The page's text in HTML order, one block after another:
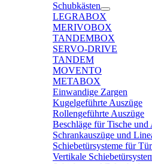
Schubkästen
LEGRABOX
MERIVOBOX
TANDEMBOX
SERVO-DRIVE
TANDEM
MOVENTO
METABOX
Einwandige Zargen
Kugelgeführte Auszüge
Rollengeführte Auszüge
Beschläge für Tische und
Schrankauszüge und
Schiebetürsysteme für
Vertikale